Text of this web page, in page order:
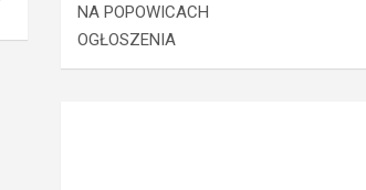
NA POPOWICACH
OGŁOSZENIA